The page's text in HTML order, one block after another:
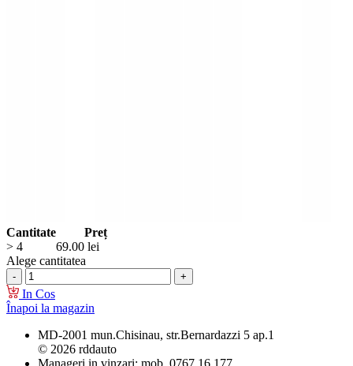
Cantitate
Preț
> 4
69.00 lei
Alege cantitatea
In Cos
Înapoi la magazin
MD-2001 mun.Chisinau, str.Bernardazzi 5 ap.1
© 2026 rddauto
Manageri in vinzari: mob. 0767 16 177